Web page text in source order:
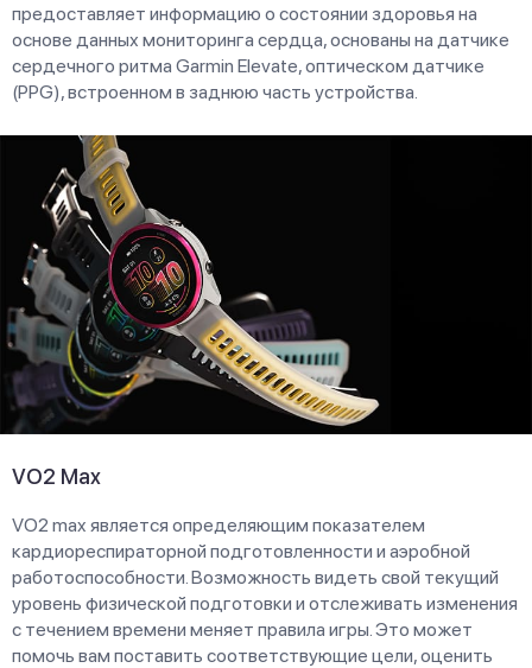
предоставляет информацию о состоянии здоровья на
основе данных мониторинга сердца, основаны на датчике
сердечного ритма Garmin Elevate, оптическом датчике
(PPG), встроенном в заднюю часть устройства.
VO2 Max
VO2 max является определяющим показателем
кардиореспираторной подготовленности и аэробной
работоспособности. Возможность видеть свой текущий
уровень физической подготовки и отслеживать изменения
с течением времени меняет правила игры. Это может
помочь вам поставить соответствующие цели, оценить